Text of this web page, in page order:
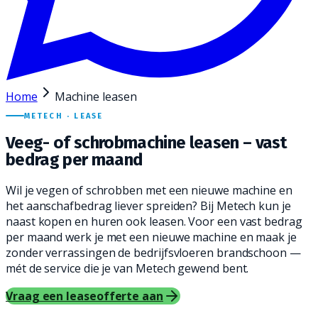
Home Machine leasen
METECH · LEASE
Veeg- of schrobmachine leasen – vast
bedrag per maand
Wil je vegen of schrobben met een nieuwe machine en
het aanschafbedrag liever spreiden? Bij Metech kun je
naast kopen en huren ook leasen. Voor een vast bedrag
per maand werk je met een nieuwe machine en maak je
zonder verrassingen de bedrijfsvloeren brandschoon —
mét de service die je van Metech gewend bent.
Vraag een leaseofferte aan